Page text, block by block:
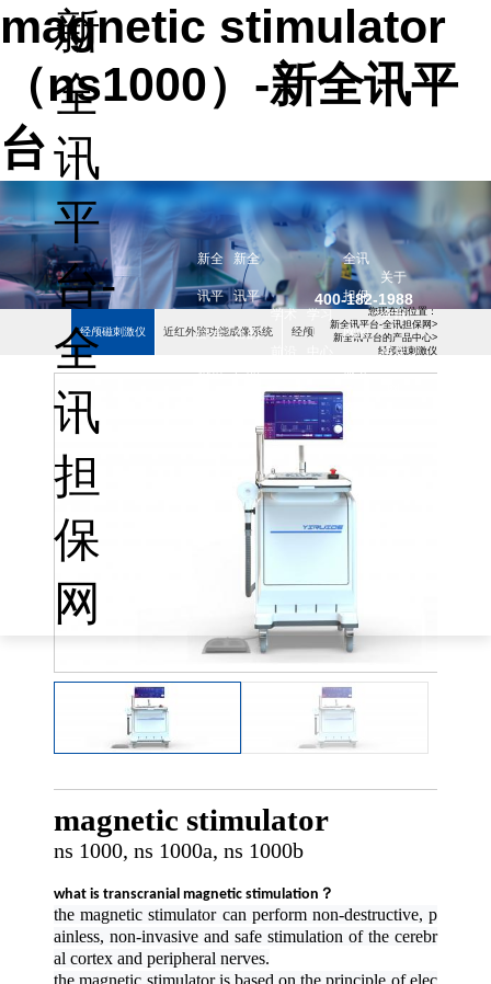
magnetic stimulator
（ns1000）-新全讯平
台
新
全
讯
平
台-
全
讯
担
保
网
400-182-1988
新全
讯平
台-全
讯担
新全
讯平
台的
产品
学术 学习
全讯
担保
网的
服务
关于
全讯
担保
经颅磁刺激仪 近红外脑功能成像系统 经颅电刺激仪 失眠治疗仪
您现在的位置：
新全讯平台-全讯担保网>
新全讯平台的产品中心>
经颅磁刺激仪
经颅磁刺激仪
magnetic stimulator
ns 1000, ns 1000a, ns 1000b
what is transcranial magnetic stimulation？
the magnetic stimulator can perform non-destructive, p
ainless, non-invasive and safe stimulation of the cerebr
al cortex and peripheral nerves.